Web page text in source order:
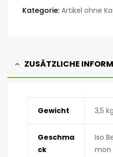
Kategorie: Artikel ohne
ZUSÄTZLICHE
Gewicht 3,5 kg
Geschma
ck
Iso
mon